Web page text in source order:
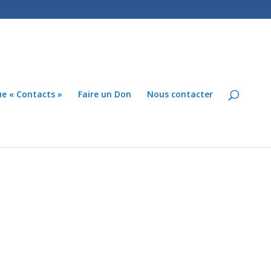
« Contacts » Faire un Don Nous contacter